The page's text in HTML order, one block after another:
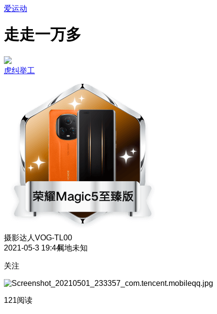
爱运动
走走一万多
虎纠举工
摄影达人 VOG-TL00
2021-05-3 19:44属地未知
关注
121阅读